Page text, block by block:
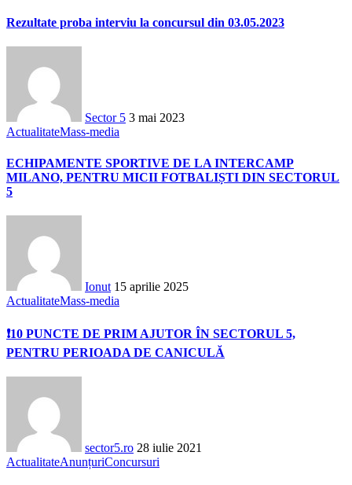
Rezultate proba interviu la concursul din 03.05.2023
Sector 5 3 mai 2023
ActualitateMass-media
ECHIPAMENTE SPORTIVE DE LA INTERCAMP
MILANO, PENTRU MICII FOTBALIȘTI DIN SECTORUL
5
Ionut 15 aprilie 2025
ActualitateMass-media
❗10 PUNCTE DE PRIM AJUTOR ÎN SECTORUL 5,
PENTRU PERIOADA DE CANICULĂ
sector5.ro 28 iulie 2021
ActualitateAnunțuriConcursuri